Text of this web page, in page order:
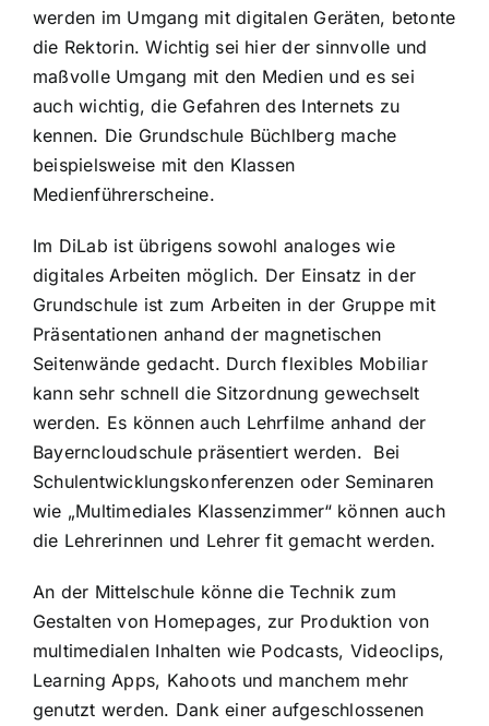
werden im Umgang mit digitalen Geräten, betonte
die Rektorin. Wichtig sei hier der sinnvolle und
maßvolle Umgang mit den Medien und es sei
auch wichtig, die Gefahren des Internets zu
kennen. Die Grundschule Büchlberg mache
beispielsweise mit den Klassen
Medienführerscheine.
Im DiLab ist übrigens sowohl analoges wie
digitales Arbeiten möglich. Der Einsatz in der
Grundschule ist zum Arbeiten in der Gruppe mit
Präsentationen anhand der magnetischen
Seitenwände gedacht. Durch flexibles Mobiliar
kann sehr schnell die Sitzordnung gewechselt
werden. Es können auch Lehrfilme anhand der
Bayerncloudschule präsentiert werden. Bei
Schulentwicklungskonferenzen oder Seminaren
wie „Multimediales Klassenzimmer“ können auch
die Lehrerinnen und Lehrer fit gemacht werden.
An der Mittelschule könne die Technik zum
Gestalten von Homepages, zur Produktion von
multimedialen Inhalten wie Podcasts, Videoclips,
Learning Apps, Kahoots und manchem mehr
genutzt werden. Dank einer aufgeschlossenen